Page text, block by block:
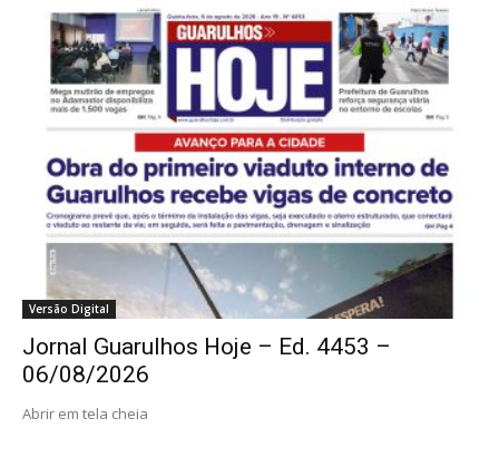
Versão Digital
Jornal Guarulhos Hoje – Ed. 4453 –
06/08/2026
Abrir em tela cheia